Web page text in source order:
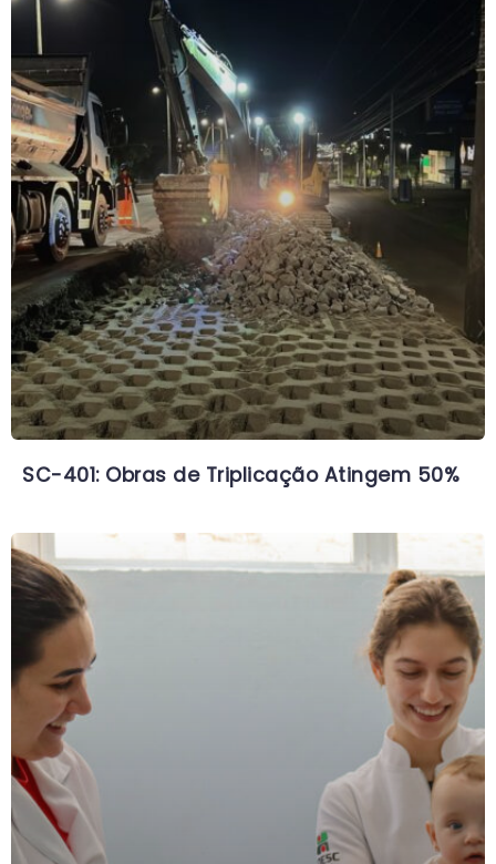
SC-401: Obras de Triplicação Atingem 50%